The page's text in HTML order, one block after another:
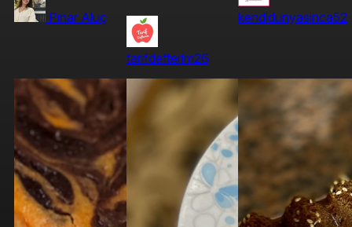
Pınar Aluç
tarifdefterim26
kendidunyasinca52